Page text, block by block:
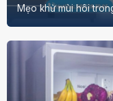
Mẹo khử mùi hôi